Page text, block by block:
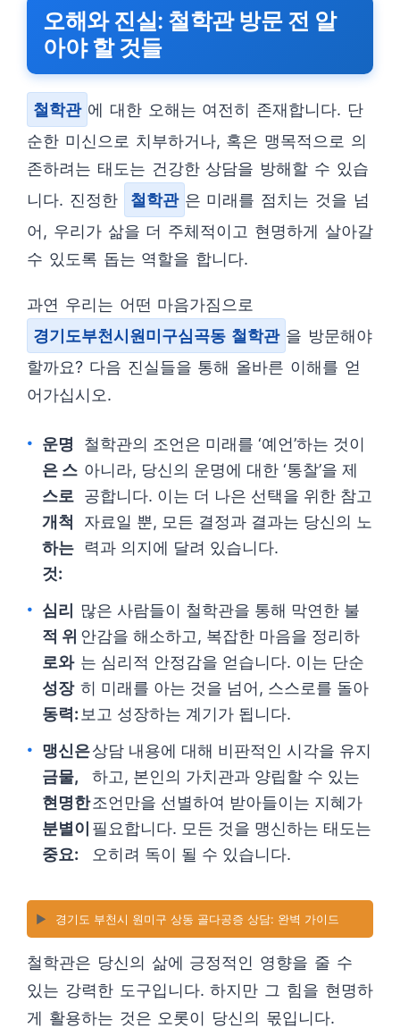
오해와 진실: 철학관 방문 전 알
아야 할 것들
철학관 에 대한 오해는 여전히 존재합니다. 단
순한 미신으로 치부하거나, 혹은 맹목적으로 의
존하려는 태도는 건강한 상담을 방해할 수 있습
니다. 진정한
철학관 은 미래를 점치는 것을 넘
어, 우리가 삶을 더 주체적이고 현명하게 살아갈
수 있도록 돕는 역할을 합니다.
과연 우리는 어떤 마음가짐으로
경기도부천시원미구심곡동 철학관 을 방문해야
할까요? 다음 진실들을 통해 올바른 이해를 얻
어가십시오.
운명
은 스
스로
개척
하는
것:
철학관의 조언은 미래를 ‘예언’하는 것이
아니라, 당신의 운명에 대한 ‘통찰’을 제
공합니다. 이는 더 나은 선택을 위한 참고
자료일 뿐, 모든 결정과 결과는 당신의 노
력과 의지에 달려 있습니다.
심리
적 위
로와
성장
동력:
많은 사람들이 철학관을 통해 막연한 불
안감을 해소하고, 복잡한 마음을 정리하
는 심리적 안정감을 얻습니다. 이는 단순
히 미래를 아는 것을 넘어, 스스로를 돌아
보고 성장하는 계기가 됩니다.
맹신은
금물,
현명한
분별이
중요:
상담 내용에 대해 비판적인 시각을 유지
하고, 본인의 가치관과 양립할 수 있는
조언만을 선별하여 받아들이는 지혜가
필요합니다. 모든 것을 맹신하는 태도는
오히려 독이 될 수 있습니다.
▶️ 경기도 부천시 원미구 상동 골다공증 상담: 완벽 가이드
철학관은 당신의 삶에 긍정적인 영향을 줄 수
있는 강력한 도구입니다. 하지만 그 힘을 현명하
게 활용하는 것은 오롯이 당신의 몫입니다.